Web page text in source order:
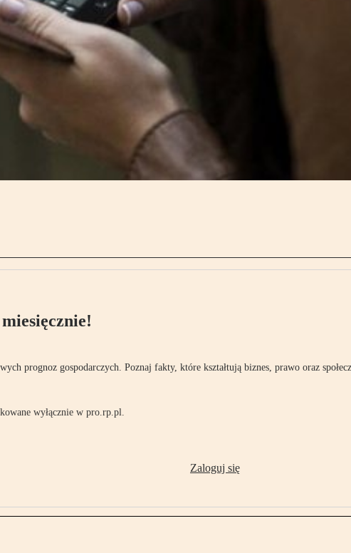
prognoz gospodarczych. Poznaj fakty, które kształtują biznes, prawo oraz
wyłącznie w pro.rp.pl.
Zaloguj się